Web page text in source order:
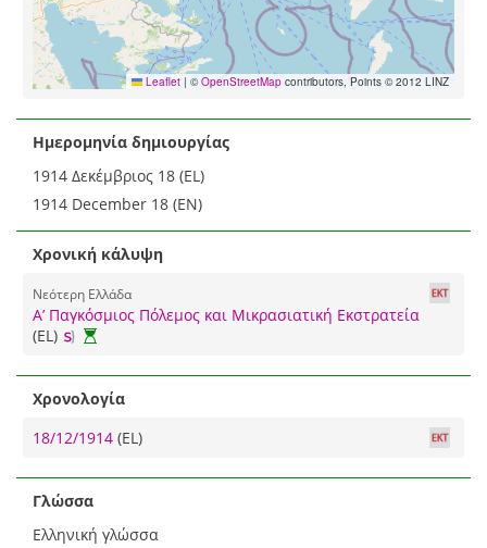
Leaflet | © OpenStreetMap contributors, Points © 2012 LINZ
Ημερομηνία δημιουργίας
1914 Δεκέμβριος 18 (EL)
1914 December 18 (EN)
Χρονική κάλυψη
Νεότερη Ελλάδα
Α’ Παγκόσμιος Πόλεμος και Μικρασιατική Εκστρατεία
(EL)
Χρονολογία
18/12/1914 (EL)
Γλώσσα
Ελληνική γλώσσα